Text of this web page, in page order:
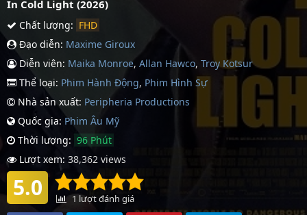
In Cold Light (2026)
Chất lượng: FHD
Đạo diễn: Maxime Giroux
Diễn viên: Maika Monroe, Allan Hawco, Troy Kotsur
Thể loại: Phim Hành Động, Phim Hình Sự
Nhà sản xuất: Peripheria Productions
Quốc gia: Phim Âu Mỹ
Thời lượng: 96 Phút
Lượt xem: 38,362 views
5.0 1 lượt đánh giá